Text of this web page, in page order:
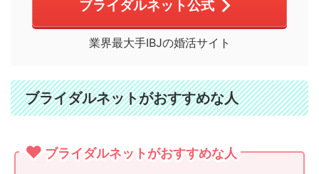
ブライダルネット公式
業界最大手IBJの婚活サイト
ブライダルネットがおすすめな人
ブライダルネットがおすすめな人